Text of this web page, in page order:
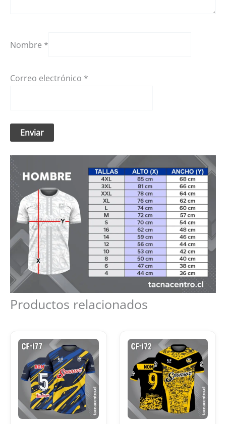
Nombre *
Correo electrónico *
Productos relacionados